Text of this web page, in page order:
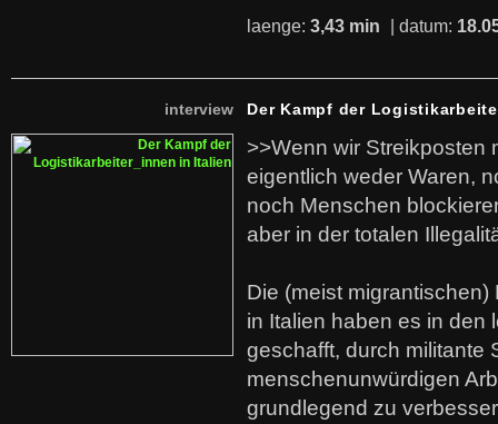
laenge: 3,43 min | datum:
interview Der Kampf der
>>Wenn wir Streikposten
eigentlich weder Waren,
noch Menschen
aber in der totalen
Die (meist
in Italien haben es in den
geschafft, durch militante
menschenunwürdigen
grundlegend zu